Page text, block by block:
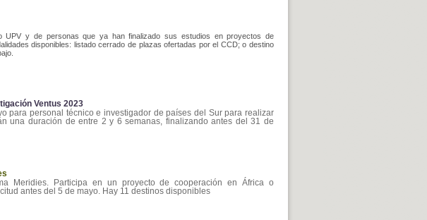
UPV y de personas que ya han finalizado sus estudios en proyectos de
disponibles: listado cerrado de plazas ofertadas por el CCD; o destino
Ventus 2023
para personal técnico e investigador de países del Sur para realizar
una duración de entre 2 y 6 semanas, finalizando antes del 31 de
Meridies. Participa en un proyecto de cooperación en África o
antes del 5 de mayo. Hay 11 destinos disponibles